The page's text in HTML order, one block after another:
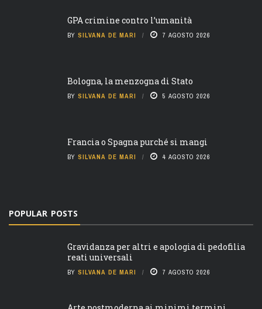
GPA crimine contro l’umanità
BY SILVANA DE MARI 7 AGOSTO 2026
Bologna, la menzogna di Stato
BY SILVANA DE MARI 5 AGOSTO 2026
Francia o Spagna purché si mangi
BY SILVANA DE MARI 4 AGOSTO 2026
POPULAR POSTS
Gravidanza per altri e apologia di pedofilia
reati universali
BY SILVANA DE MARI 7 AGOSTO 2026